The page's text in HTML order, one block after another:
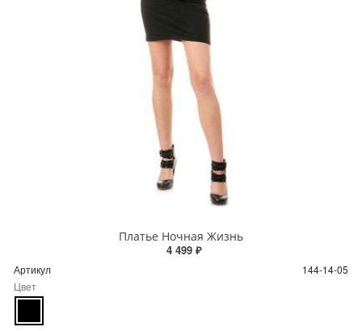
Платье Ночная Жизнь
4 499 ₽
Артикул
144-14-05
Цвет